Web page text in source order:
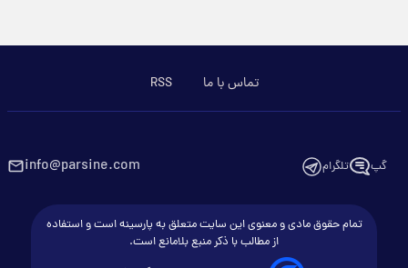
تماس با ما RSS
گپ تلگرام info@parsine.com
تمام حقوق مادی و معنوی این سایت متعلق به پارسینه است و استفاده
از مطالب با ذکر منبع بلامانع است.